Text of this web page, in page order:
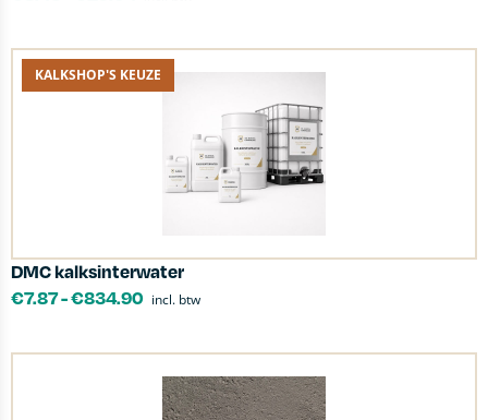
KALKSHOP'S KEUZE
DMC kalksinterwater
€7.87-€834.90 incl. btw